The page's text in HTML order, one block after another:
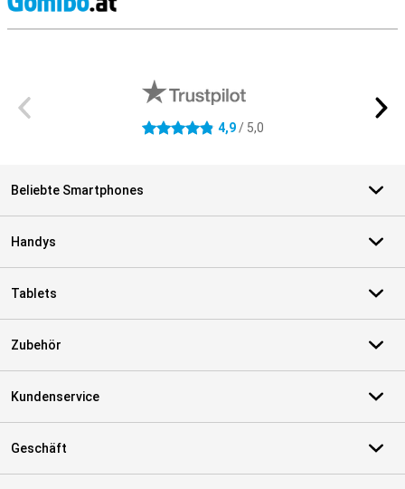
4.9 Sterne 4,9/ 5,0
Beliebte Smartphones
Handys
Tablets
Zubehör
Kundenservice
Geschäft